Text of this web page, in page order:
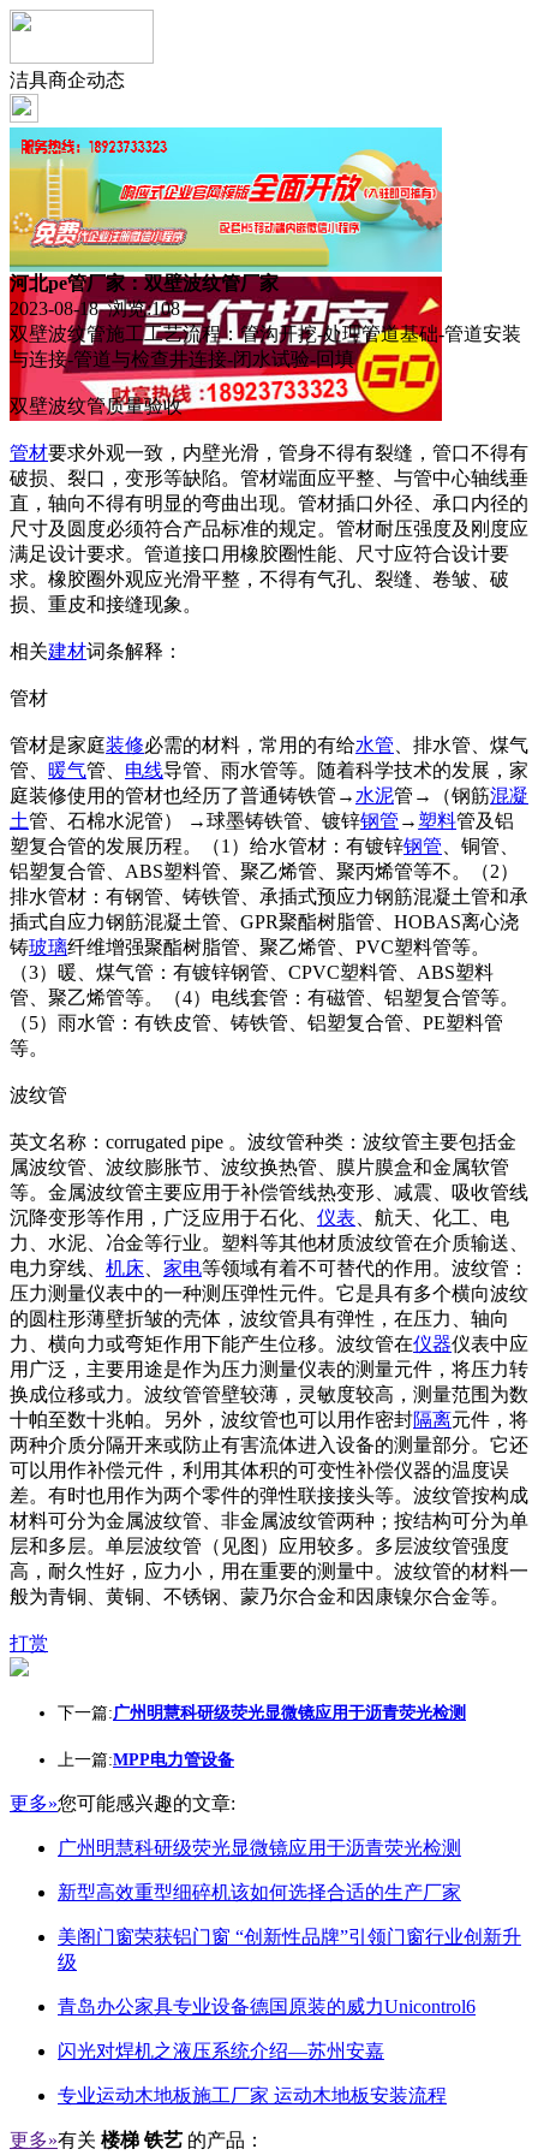
洁具商企动态
河北pe管厂家：双壁波纹管厂家
2023-08-18 浏览:108
双壁波纹管施工工艺流程：管沟开挖-处理管道基础-管道安装
与连接-管道与检查井连接-闭水试验-回填
双壁波纹管质量验收
管材要求外观一致，内壁光滑，管身不得有裂缝，管口不得有
破损、裂口，变形等缺陷。管材端面应平整、与管中心轴线垂
直，轴向不得有明显的弯曲出现。管材插口外径、承口内径的
尺寸及圆度必须符合产品标准的规定。管材耐压强度及刚度应
满足设计要求。管道接口用橡胶圈性能、尺寸应符合设计要
求。橡胶圈外观应光滑平整，不得有气孔、裂缝、卷皱、破
损、重皮和接缝现象。
相关建材词条解释：
管材
管材是家庭装修必需的材料，常用的有给水管 、排水管、煤气
管、 暖气管、 电线导管、雨水管等。随着科学技术的发展，家
庭装修使用的管材也经历了普通铸铁管→ 水泥管→（钢筋混凝
土管、石棉水泥管） →球墨铸铁管、镀锌钢管 → 塑料管及铝
塑复合管的发展历程。（1）给水管材：有镀锌钢管 、铜管、
铝塑复合管、ABS塑料管、聚乙烯管、聚丙烯管等不。（2）
排水管材：有钢管、铸铁管、承插式预应力钢筋混凝土管和承
插式自应力钢筋混凝土管、GPR聚酯树脂管、HOBAS离心浇
铸玻璃纤维增强聚酯树脂管、聚乙烯管、PVC塑料管等。
（3）暖、煤气管：有镀锌钢管、CPVC塑料管、ABS塑料
管、聚乙烯管等。（4）电线套管：有磁管、铝塑复合管等。
（5）雨水管：有铁皮管、铸铁管、铝塑复合管、PE塑料管
等。
波纹管
英文名称：corrugated pipe 。波纹管种类：波纹管主要包括金
属波纹管、波纹膨胀节、波纹换热管、膜片膜盒和金属软管
等。金属波纹管主要应用于补偿管线热变形、减震、吸收管线
沉降变形等作用，广泛应用于石化、 仪表 、航天、化工、电
力、水泥、冶金等行业。塑料等其他材质波纹管在介质输送、
电力穿线、 机床 家电等领域有着不可替代的作用。波纹管：
压力测量仪表中的一种测压弹性元件。它是具有多个横向波纹
的圆柱形薄壁折皱的壳体，波纹管具有弹性，在压力、轴向
力、横向力或弯矩作用下能产生位移。波纹管在仪器仪表中应
用广泛，主要用途是作为压力测量仪表的测量元件，将压力转
换成位移或力。波纹管管壁较薄，灵敏度较高，测量范围为数
十帕至数十兆帕。另外，波纹管也可以用作密封隔离元件，将
两种介质分隔开来或防止有害流体进入设备的测量部分。它还
可以用作补偿元件，利用其体积的可变性补偿仪器的温度误
差。有时也用作为两个零件的弹性联接接头等。波纹管按构成
材料可分为金属波纹管、非金属波纹管两种；按结构可分为单
层和多层。单层波纹管（见图）应用较多。多层波纹管强度
高，耐久性好，应力小，用在重要的测量中。波纹管的材料一
般为青铜、黄铜、不锈钢、蒙乃尔合金和因康镍尔合金等。
打赏
下一篇:广州明慧科研级荧光显微镜应用于沥青荧光检测
上一篇:MPP电力管设备
更多»您可能感兴趣的文章:
广州明慧科研级荧光显微镜应用于沥青荧光检测
新型高效重型细碎机该如何选择合适的生产厂家
美阁门窗荣获铝门窗 “创新性品牌”引领门窗行业创新升
级
青岛办公家具专业设备德国原装的威力Unicontrol6
闪光对焊机之液压系统介绍—苏州安嘉
专业运动木地板施工厂家 运动木地板安装流程
更多»有关 楼梯 铁艺 的产品：